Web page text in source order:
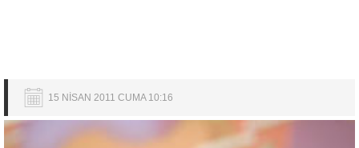
15 NİSAN 2011 CUMA 10:16